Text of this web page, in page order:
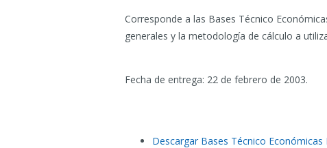
Corresponde a las Bases Técnico
generales y la metodología de cálculo a
Fecha de entrega: 22 de febrero de 2003.
Descargar Bases Técnico Económicas